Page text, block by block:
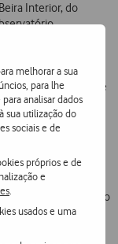
melhorar a sua
para lhe
analisar dados
sua utilização do
sociais e de
próprios e de
e
usados e uma
Interior, do
de
de Delft.
com a Universidade
doará placas
em
monitorização
obtidos.
de outras
e Equipamento
de
Engenharia de